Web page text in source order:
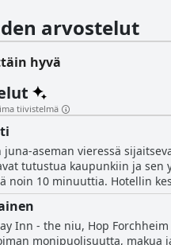
arvostelut
hyvä
tiivistelmä
juna-aseman vieressä
tutustua kaupunkiin ja sen
noin 10 minuuttia. Hotellin
ovat vain muutaman askeleen päässä. Matkailijat arvostavat myös
valinnan autoilijoille.
nähtävyyksiin. Vaikka hotelli
ansiosta. Hotellia ympäröivä alue on hyvin hoidettu ja tarjoaa erilaisia ruokailumahdollisuuksia ja
Inn - the niu, Hop
monipuolisuutta, makua